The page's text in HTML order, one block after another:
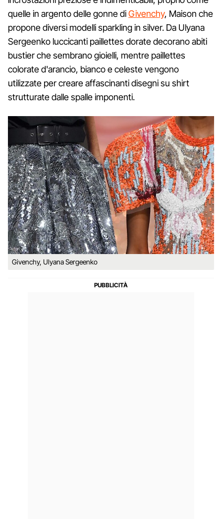
quelle in argento delle gonne diGivenchy, Maison che
propone diversi modelli sparkling in silver. Da Ulyana
Sergeenko luccicanti paillettes dorate decorano abiti
bustier che sembrano gioielli, mentre paillettes
colorate d'arancio, bianco e celeste vengono
utilizzate per creare affascinanti disegni su shirt
strutturate dalle spalle imponenti.
Givenchy, Ulyana Sergeenko